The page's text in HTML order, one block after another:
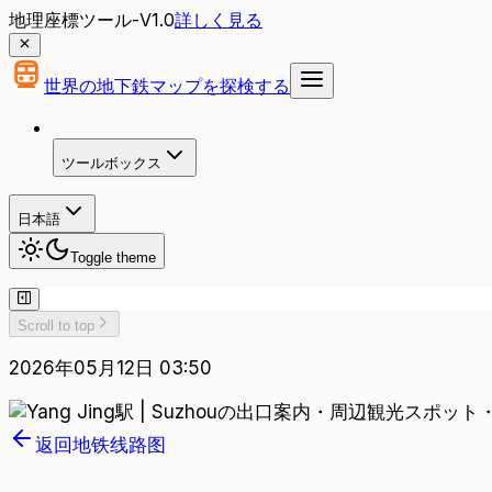
地理座標ツール-V1.0詳しく見る
世界の地下鉄マップを探検する
ツールボックス
日本語
Toggle theme
Scroll to top
2026年05月12日 03:50
返回地铁线路图